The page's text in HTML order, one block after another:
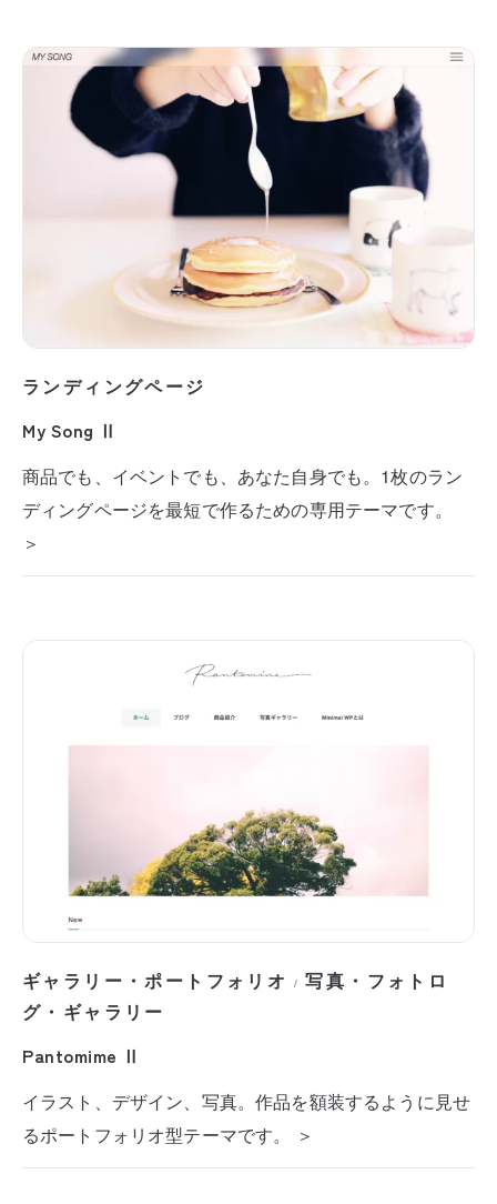
ランディングページ
My Song Ⅱ
商品でも、イベントでも、あなた自身でも。1枚のラン
ディングページを最短で作るための専用テーマです。
＞
ギャラリー・ポートフォリオ /写真・フォトロ
グ・ギャラリー
Pantomime Ⅱ
イラスト、デザイン、写真。作品を額装するように見せ
るポートフォリオ型テーマです。 ＞